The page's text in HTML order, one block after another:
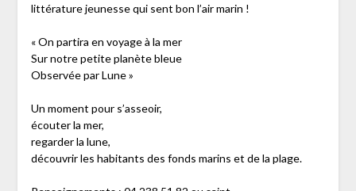
littérature jeunesse qui sent bon l’air marin !
« On partira en voyage à la mer
Sur notre petite planète bleue
Observée par Lune »
Un moment pour s’asseoir,
écouter la mer,
regarder la lune,
découvrir les habitants des fonds marins et de la plage.